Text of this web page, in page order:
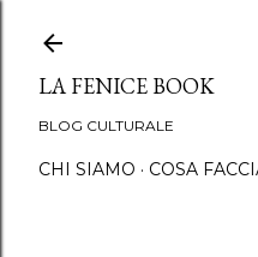
LA FENICE BOOK
BLOG CULTURALE
CHI SIAMO COSA